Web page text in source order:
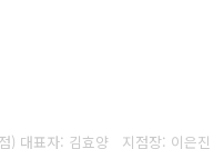
) 대표자: 김효양 지점장: 이은진